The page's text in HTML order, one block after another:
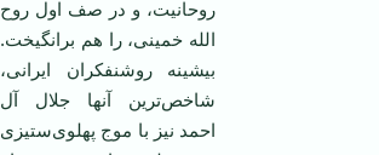
روحانیت، و در صف اول روح
الله خمینی، را هم برانگیخت.
بیشینه روشنفکران ایرانی،
شاخص‌ترین آنها جلال آل
احمد نیز با موج پهلوی‌ستیزی